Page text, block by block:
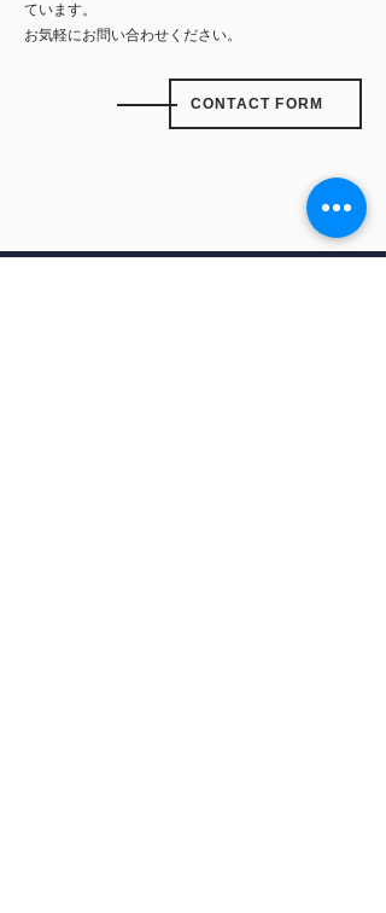
ています。
お気軽にお問い合わせください。
CONTACT FORM